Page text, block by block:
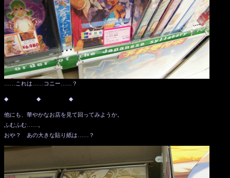
……これは……コニー……？
◆ ◆ ◆
他にも、華やかなお店を見て回ってみようか。
ふむふむ……。
おや？ あの大きな貼り紙は……？